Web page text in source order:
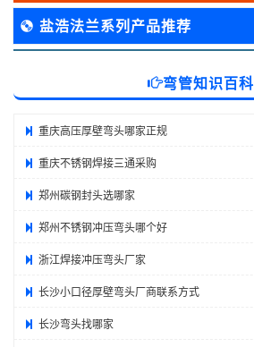
盐浩法兰系列产品推荐
弯管知识百科
重庆高压厚壁弯头哪家正规
重庆不锈钢焊接三通采购
郑州碳钢封头选哪家
郑州不锈钢冲压弯头哪个好
浙江焊接冲压弯头厂家
长沙小口径厚壁弯头厂商联系方式
长沙弯头找哪家